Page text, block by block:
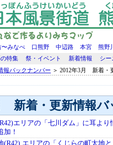
〜みなべ 口熊野 中辺路 本宮
熊野
特集
祭・イベント 新着情報
シ
報バックナンバー ＞ 2012年3月 新着・
新着・更新情報
エリアの「七川ダム」に耳より
加！
(R42) エリアの「くじらの町太地